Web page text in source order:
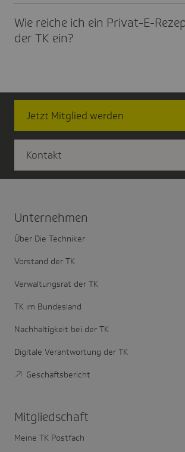
Wie reiche ich ein Privat-E-
der TK ein?
Jetzt Mitglied werden
Kontakt
Unter­nehmen
Über Die Techniker
Vorstand der TK
Verwaltungsrat der TK
TK im Bundesland
Nachhaltigkeit bei der TK
Digitale Verantwortung der TK
Geschäftsbericht
Mitglied­schaft
Meine TK Postfach